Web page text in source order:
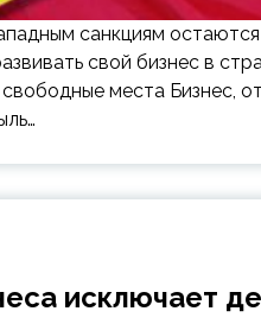
санкциям
свой бизнес в
места Бизнес,
исключает